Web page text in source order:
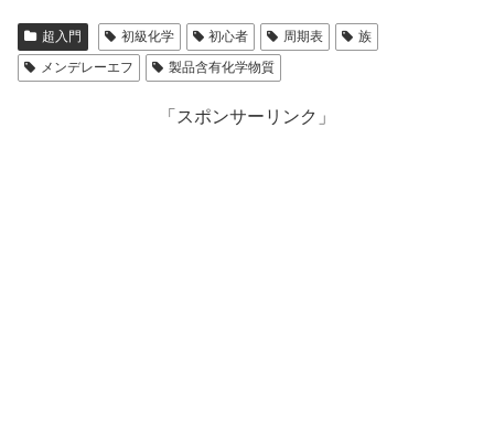
超入門 初級化学 初心者 周期表
族
メンデレーエフ
製品含有化学物質
「スポンサーリンク」